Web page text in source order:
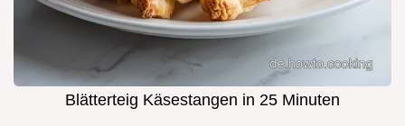
Blätterteig Käsestangen in 25 Minuten